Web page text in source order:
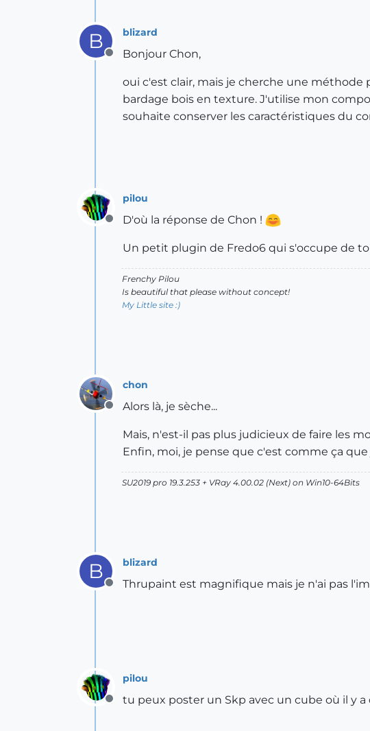
B
Offline
blizard
Bonjour Chon,
oui c'est clair, mais je cherche une méthode
bardage bois en texture. J'utilise mon
souhaite conserver les caractéristiques du
Offline
pilou
D'où la réponse de Chon !
Un petit plugin de Fredo6 qui s'occupe de
Frenchy Pilou
Is beautiful that please without concept!
My Little site :)
Offline
chon
Alors là, je sèche...
Mais, n'est-il pas plus judicieux de faire les
Enfin, moi, je pense que c'est comme ça que
SU2019 pro 19.3.253 + VRay 4.00.02 (Next) on Win10-64Bits
B
Offline
blizard
Thrupaint est magnifique mais je n'ai pas
Offline
pilou
tu peux poster un Skp avec un cube où il y a